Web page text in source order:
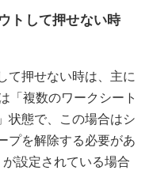
トして押せない時
て押せない時は、主に
「複数のワークシート
状態で、この場合はシ
プを解除する必要があ
設定されている場合